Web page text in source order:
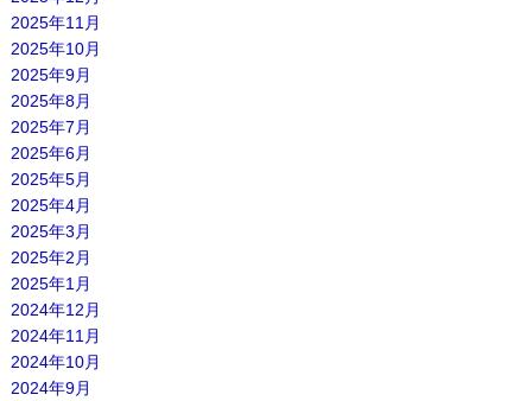
2025年11月
2025年10月
2025年9月
2025年8月
2025年7月
2025年6月
2025年5月
2025年4月
2025年3月
2025年2月
2025年1月
2024年12月
2024年11月
2024年10月
2024年9月